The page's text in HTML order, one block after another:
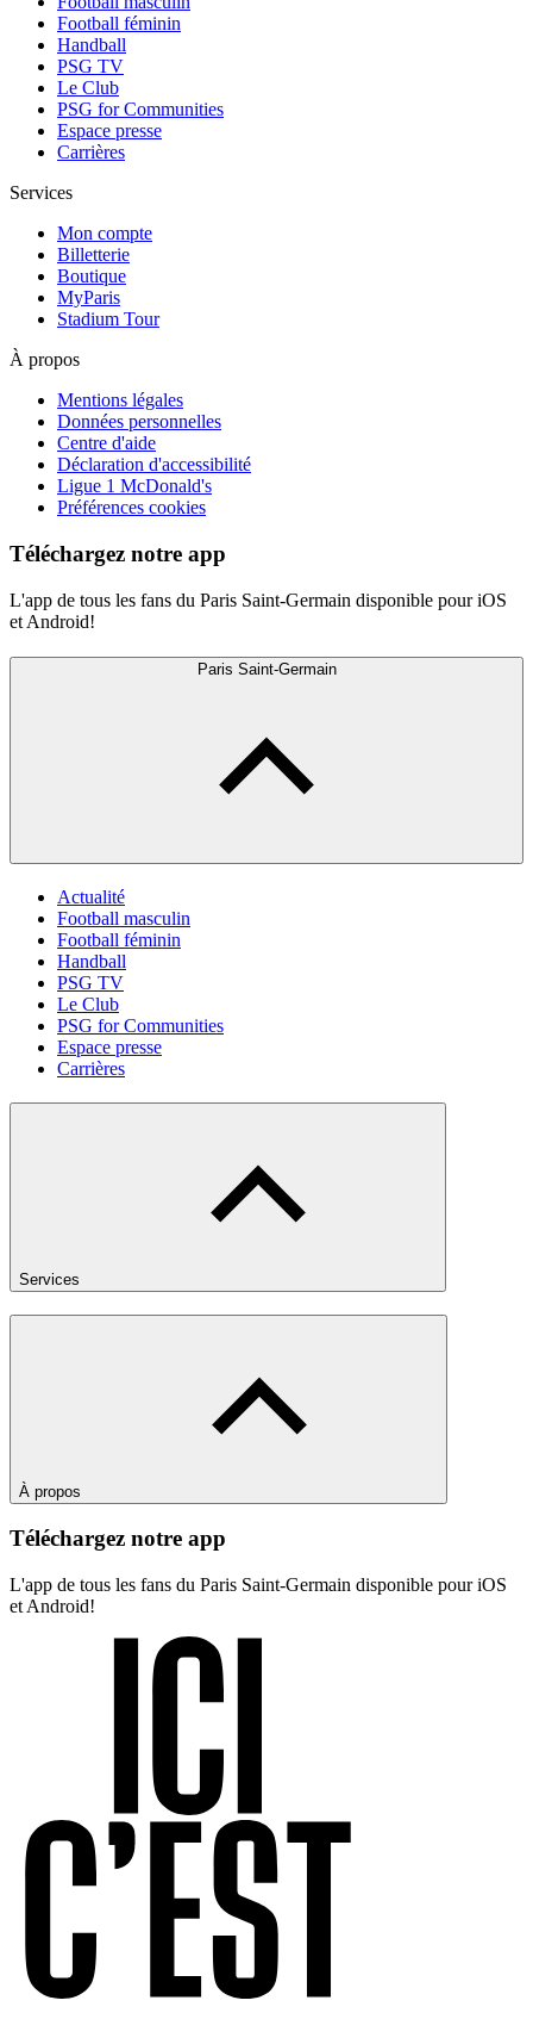
Football féminin
Handball
PSG TV
Le Club
PSG for Communities
Espace presse
Carrières
Services
Mon compte
Billetterie
Boutique
MyParis
Stadium Tour
À propos
Mentions légales
Données personnelles
Centre d'aide
Déclaration d'accessibilité
Ligue 1 McDonald's
Préférences cookies
Téléchargez notre app
L'app de tous les fans du Paris Saint-Germain disponible pour iOS
et Android!
Paris Saint-Germain
Actualité
Football masculin
Football féminin
Handball
PSG TV
Le Club
PSG for Communities
Espace presse
Carrières
Services
À propos
Téléchargez notre app
L'app de tous les fans du Paris Saint-Germain disponible pour iOS
et Android!